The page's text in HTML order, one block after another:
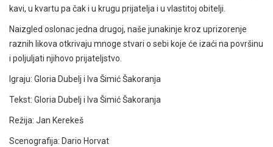
kavi, u kvartu pa čak i u krugu prijatelja i u vlastitoj obitelji.
Naizgled oslonac jedna drugoj, naše junakinje kroz uprizorenje
raznih likova otkrivaju mnoge stvari o sebi koje će izaći na površinu
i poljuljati njihovo prijateljstvo.
Igraju: Gloria Dubelj i Iva Šimić Šakoranja
Tekst: Gloria Dubelj i Iva Šimić Šakoranja
Režija: Jan Kerekeš
Scenografija: Dario Horvat